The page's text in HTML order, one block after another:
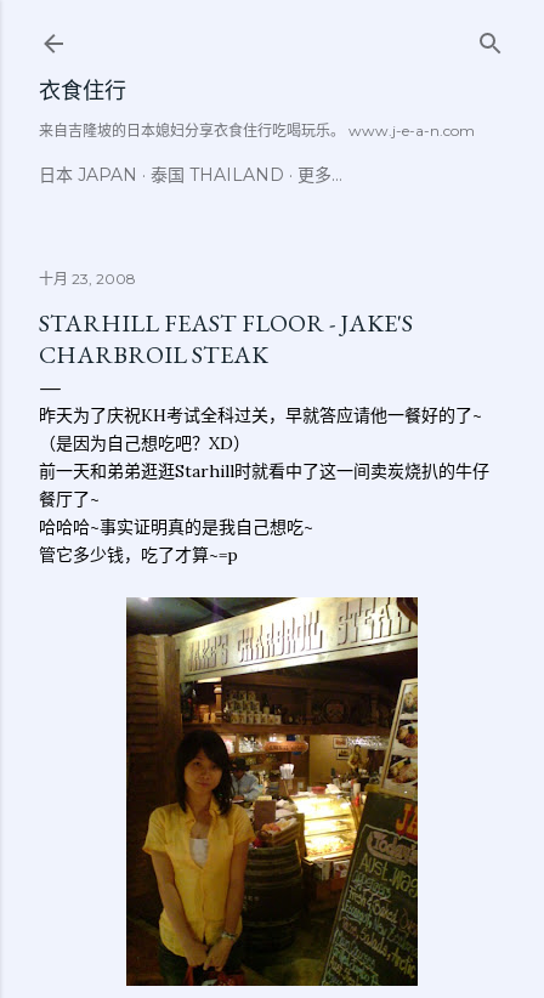
衣食住行
来自吉隆坡的日本媳妇分享衣食住行吃喝玩乐。 www.j-e-a-n.com
日本 JAPAN 泰国 THAILAND 更多…
十月 23, 2008
STARHILL FEAST FLOOR - JAKE'S
CHARBROIL STEAK
昨天为了庆祝KH考试全科过关，早就答应请他一餐好的了~
（是因为自己想吃吧？XD）
前一天和弟弟逛逛Starhill时就看中了这一间卖炭烧扒的牛仔
餐厅了~
哈哈哈~事实证明真的是我自己想吃~
管它多少钱，吃了才算~=p